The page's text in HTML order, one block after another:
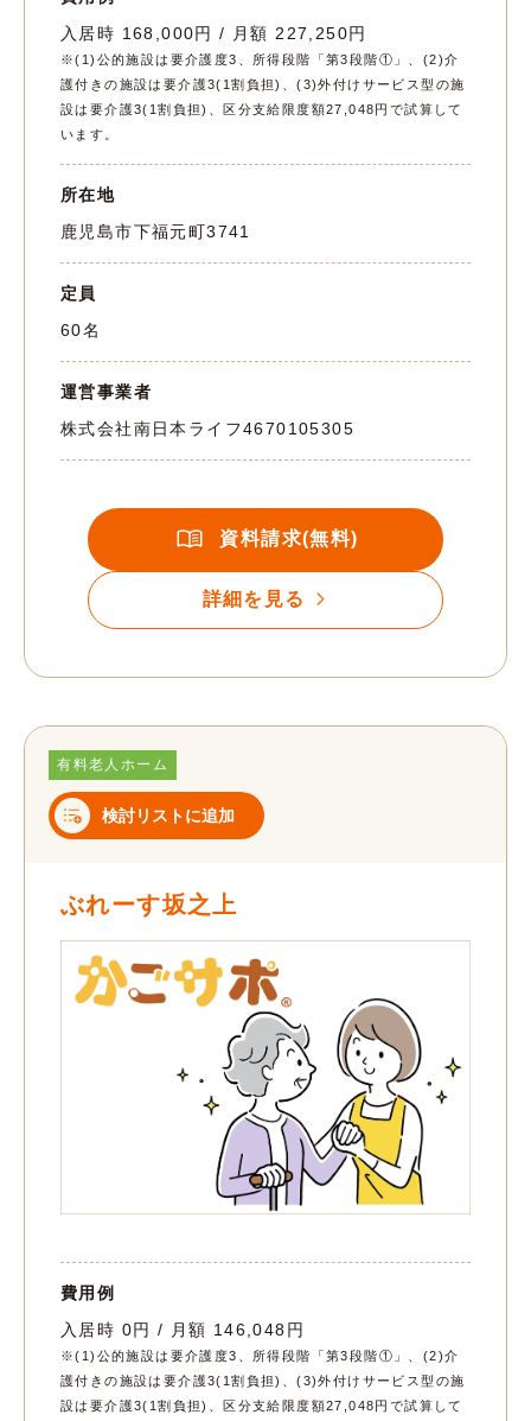
入居時 168,000円 / 月額 227,250円
※(1)公的施設は要介護度3、所得段階「第3段階①」、(2)介
護付きの施設は要介護3(1割負担)、(3)外付けサービス型の施
設は要介護3(1割負担)、区分支給限度額27,048円で試算して
います。
所在地
鹿児島市下福元町3741
定員
60名
運営事業者
株式会社南日本ライフ4670105305
資料請求(無料)
詳細を見る
有料老人ホーム
検討リストに追加
ぶれーす坂之上
費用例
入居時 0円 / 月額 146,048円
※(1)公的施設は要介護度3、所得段階「第3段階①」、(2)介
護付きの施設は要介護3(1割負担)、(3)外付けサービス型の施
設は要介護3(1割負担)、区分支給限度額27,048円で試算して